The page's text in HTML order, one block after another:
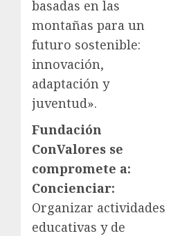
basadas en las
montañas para un
futuro sostenible:
innovación,
adaptación y
juventud».
Fundación
ConValores se
compromete a:
Concienciar:
Organizar actividades
educativas y de